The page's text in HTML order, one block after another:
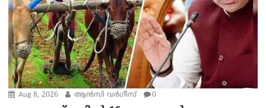
Aug 8, 2026 ആന്‍സി വര്‍ഗീസ് 0